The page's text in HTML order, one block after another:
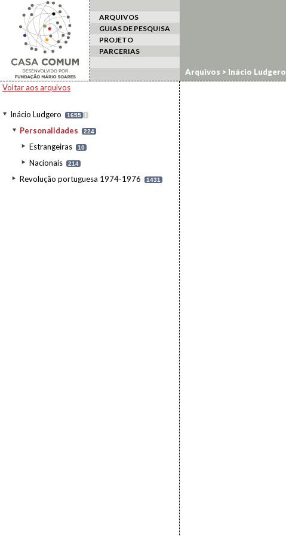
ARQUIVOS
GUIAS DE PESQUISA
PROJETO
PARCERIAS
Voltar aos arquivos
Inácio Ludgero 1655 I
Personalidades 224
Estrangeiras 10
Nacionais 214
Revolução portuguesa 1974-1976 1431
Arquivos > Inácio Ludgero